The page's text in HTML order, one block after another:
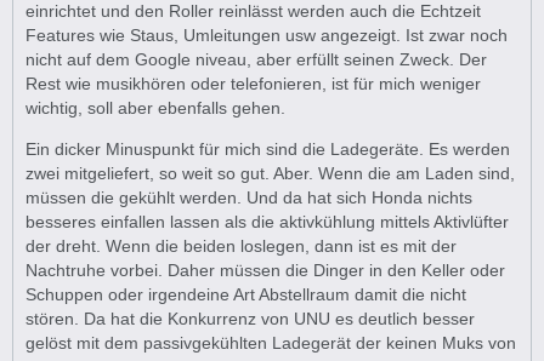
einrichtet und den Roller reinlässt werden auch die Echtzeit
Features wie Staus, Umleitungen usw angezeigt. Ist zwar noch
nicht auf dem Google niveau, aber erfüllt seinen Zweck. Der
Rest wie musikhören oder telefonieren, ist für mich weniger
wichtig, soll aber ebenfalls gehen.
Ein dicker Minuspunkt für mich sind die Ladegeräte. Es werden
zwei mitgeliefert, so weit so gut. Aber. Wenn die am Laden sind,
müssen die gekühlt werden. Und da hat sich Honda nichts
besseres einfallen lassen als die aktivkühlung mittels Aktivlüfter
der dreht. Wenn die beiden loslegen, dann ist es mit der
Nachtruhe vorbei. Daher müssen die Dinger in den Keller oder
Schuppen oder irgendeine Art Abstellraum damit die nicht
stören. Da hat die Konkurrenz von UNU es deutlich besser
gelöst mit dem passivgekühlten Ladegerät der keinen Muks von